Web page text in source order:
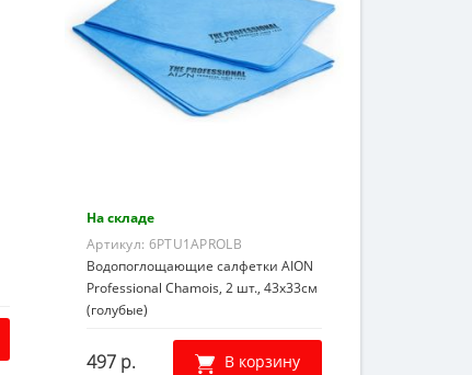
На складе
Артикул: 6PTU1APROLB
Водопоглощающие салфетки AION
Professional Chamois, 2 шт., 43х33см
(голубые)
497 р. В корзину